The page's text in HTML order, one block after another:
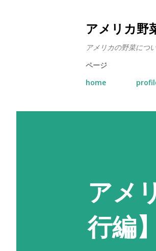
アメリカ野
アメリカの野菜につ
ページ
home
アメ
行編】